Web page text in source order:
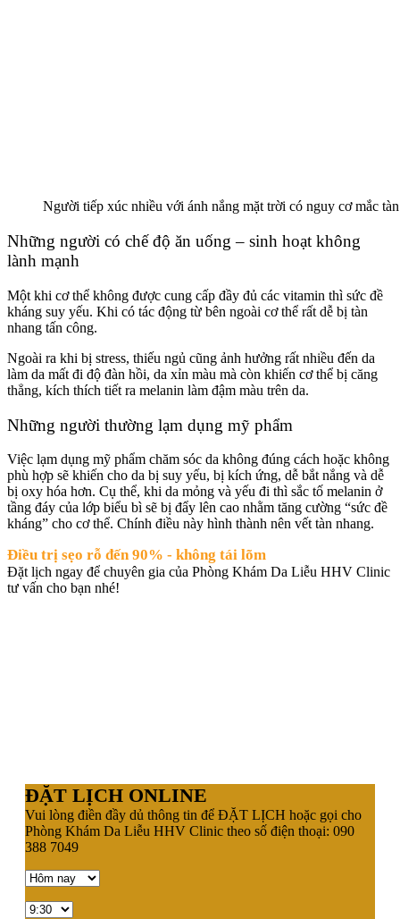
Người tiếp xúc nhiều với ánh nắng mặt trời có nguy cơ mắc
Những người có chế độ ăn uống – sinh hoạt không
lành mạnh
Một khi cơ thể không được cung cấp đầy đủ các vitamin thì sức đề
kháng suy yếu. Khi có tác động từ bên ngoài cơ thể rất dễ bị tàn
nhang tấn công.
Ngoài ra khi bị stress, thiếu ngủ cũng ảnh hưởng rất nhiều đến da
làm da mất đi độ đàn hồi, da xỉn màu mà còn khiến cơ thể bị căng
thẳng, kích thích tiết ra melanin làm đậm màu trên da.
Những người thường lạm dụng mỹ phẩm
Việc lạm dụng mỹ phẩm chăm sóc da không đúng cách hoặc không
phù hợp sẽ khiến cho da bị suy yếu, bị kích ứng, dễ bắt nắng và dễ
bị oxy hóa hơn. Cụ thể, khi da mỏng và yếu đi thì sắc tố melanin ở
tầng đáy của lớp biểu bì sẽ bị đẩy lên cao nhằm tăng cường “sức đề
kháng” cho cơ thể. Chính điều này hình thành nên vết tàn nhang.
Điều trị sẹo rỗ đến 90% - không tái lõm
Đặt lịch ngay để chuyên gia của Phòng Khám Da Liễu HHV Clinic
tư vấn cho bạn nhé!
ĐẶT LỊCH ONLINE
Vui lòng điền đầy dủ thông tin để ĐẶT LỊCH hoặc gọi cho
Phòng Khám Da Liễu HHV Clinic theo số điện thoại: 090
388 7049